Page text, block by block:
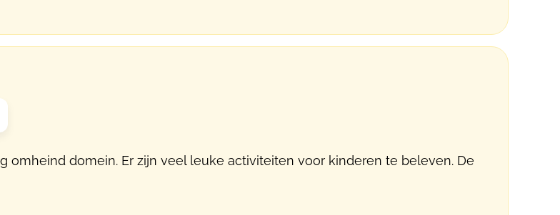
domein. Er zijn veel leuke activiteiten voor kinderen te beleven. De